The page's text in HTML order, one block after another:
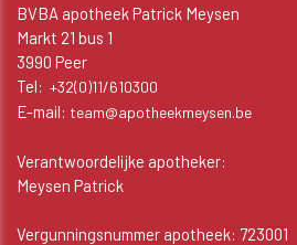
BVBA apotheek Patrick Meysen
Markt 21 bus 1
3990 Peer
Tel: +32(0)11/610300
E-mail: team@apotheekmeysen.be
Verantwoordelijke apotheker:
Meysen Patrick
Vergunningsnummer apotheek: 723001